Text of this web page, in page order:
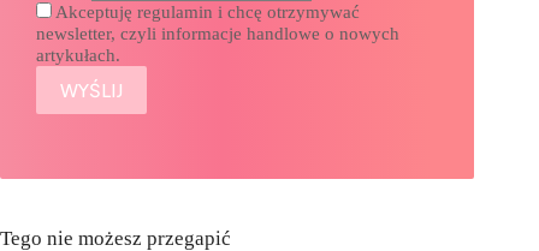
Akceptuję regulamin i chcę otrzymywać
newsletter, czyli informacje handlowe o nowych
artykułach.
Tego nie możesz przegapić